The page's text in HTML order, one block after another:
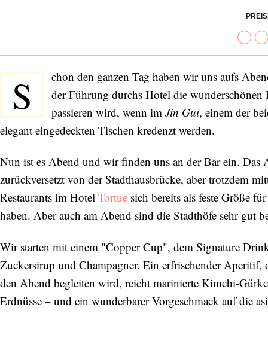
S
chon den ganzen Tag haben wir uns aufs
der Führung durchs Hotel die wunderschönen
passieren wird, wenn im Jin Gui, einem der
elegant eingedeckten Tischen kredenzt werden.
Nun ist es Abend und wir finden uns an der Bar ein.
zurückversetzt von der Stadthausbrücke, aber trotzdem
Restaurants im Hotel Tortue sich bereits als feste Größe
haben. Aber auch am Abend sind die Stadthöfe sehr gut
Wir starten mit einem "Copper Cup", dem Signature
Zuckersirup und Champagner. Ein erfrischender
den Abend begleiten wird, reicht marinierte Kimchi-
Erdnüsse – und ein wunderbarer Vorgeschmack auf die